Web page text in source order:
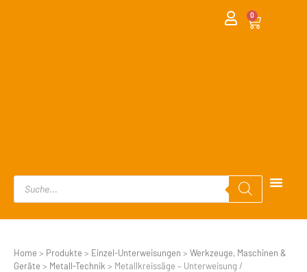
0
Home > Produkte > Einzel-Unterweisungen > Werkzeuge, Maschinen &
Geräte > Metall-Technik > Metallkreissäge – Unterweisung /